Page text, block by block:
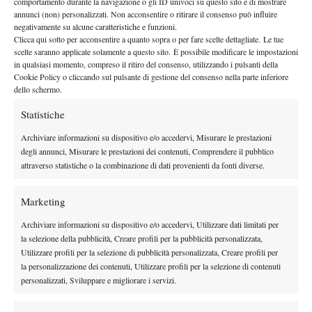
annunci (non) personalizzati. Non acconsentire o ritirare il consenso può influire
negativamente su alcune caratteristiche e funzioni.
Clicca qui sotto per acconsentire a quanto sopra o per fare scelte dettagliate. Le tue
scelte saranno applicate solamente a questo sito. È possibile modificare le impostazioni
in qualsiasi momento, compreso il ritiro del consenso, utilizzando i pulsanti della
Cookie Policy o cliccando sul pulsante di gestione del consenso nella parte inferiore
dello schermo.
Statistiche
Archiviare informazioni su dispositivo e/o accedervi, Misurare le prestazioni
degli annunci, Misurare le prestazioni dei contenuti, Comprendere il pubblico
attraverso statistiche o la combinazione di dati provenienti da fonti diverse.
Marketing
Archiviare informazioni su dispositivo e/o accedervi, Utilizzare dati limitati per
la selezione della pubblicità, Creare profili per la pubblicità personalizzata,
Utilizzare profili per la selezione di pubblicità personalizzata, Creare profili per
la personalizzazione dei contenuti, Utilizzare profili per la selezione di contenuti
personalizzati, Sviluppare e migliorare i servizi.
Canon – prosegue La Torre – sono a pagamento, ma con dei
costi ragionevoli, in quanto l’obiettivo è quello di raccogliere
entusiasmo da parte degli utilizzatori delle nostre macchine, ma
soprattutto creare, trasferire cultura dell’arte fotografica. A
Genova posso dire che il 50% dei partecipanti alle finali erano
alto. E il tennista è un soggetto perfetto: si dimena tra impegno
fisico e sforzo mentale, la sua abnegazione è di straordinaria
vitalità per uno scatto”.
Ad un
punto
faccio
una
doman
da un